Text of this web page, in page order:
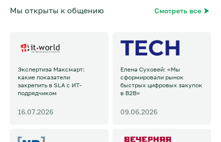
Мы открыты к общению Смотреть все
Экспертиза Максмарт:
какие показатели
закрепить в SLA с ИТ-
подрядчиком
16.07.2026
Елена Суховей: «Мы
сформировали рынок
быстрых цифровых закупок
в B2B»
09.06.2026